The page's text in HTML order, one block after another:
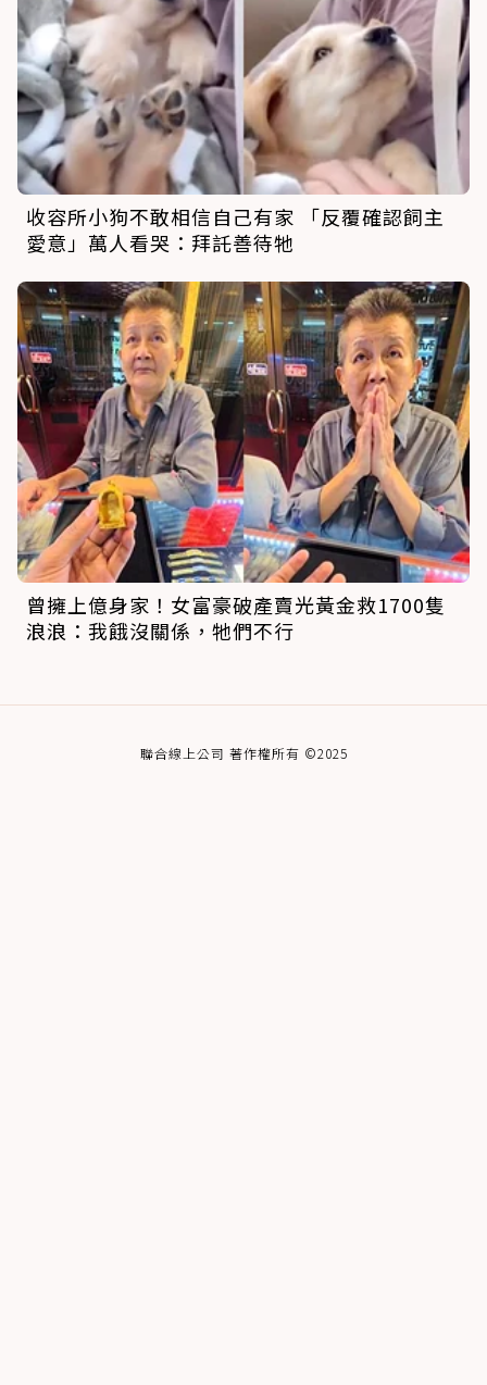
收容所小狗不敢相信自己有家 「反覆確認飼主
愛意」萬人看哭：拜託善待牠
曾擁上億身家！女富豪破產賣光黃金救1700隻
浪浪：我餓沒關係，牠們不行
聯合線上公司 著作權所有 ©2025